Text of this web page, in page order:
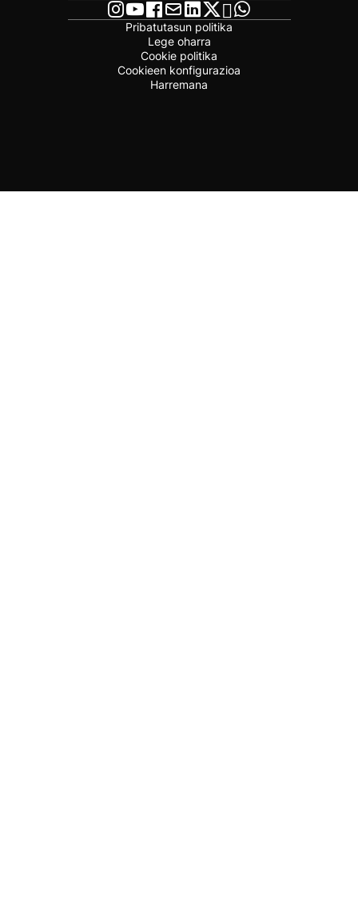
Pribatutasun politika
Lege oharra
Cookie politika
Cookieen konfigurazioa
Harremana